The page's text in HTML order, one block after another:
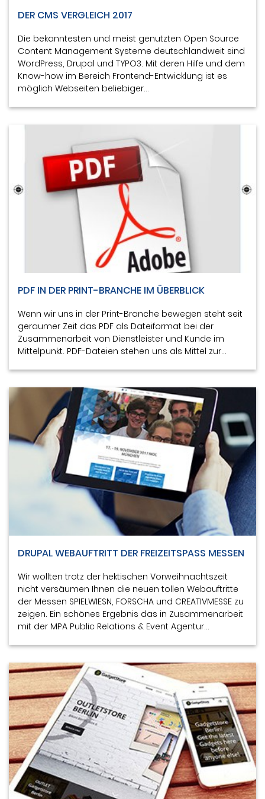
DER CMS VERGLEICH 2017
Die bekanntesten und meist genutzten Open Source
Content Management Systeme deutschlandweit sind
WordPress, Drupal und TYPO3. Mit deren Hilfe und dem
Know-how im Bereich Frontend-Entwicklung ist es
möglich Webseiten beliebiger…
PDF IN DER PRINT-BRANCHE IM ÜBERBLICK
Wenn wir uns in der Print-Branche bewegen steht seit
geraumer Zeit das PDF als Dateiformat bei der
Zusammenarbeit von Dienstleister und Kunde im
Mittelpunkt. PDF-Dateien stehen uns als Mittel zur…
DRUPAL WEBAUFTRITT DER FREIZEITSPASS MESSEN
Wir wollten trotz der hektischen Vorweihnachtszeit
nicht versäumen Ihnen die neuen tollen Webauftritte
der Messen SPIELWIESN, FORSCHA und CREATIVMESSE zu
zeigen. Ein schönes Ergebnis das in Zusammenarbeit
mit der MPA Public Relations & Event Agentur…